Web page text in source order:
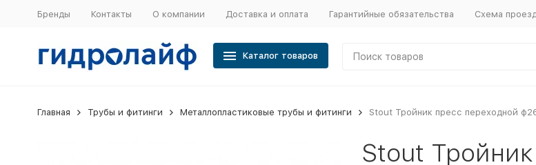
Бренды Контакты О компании Доставка и оплата Гарантийные обязательства Схема
Каталог товаров
Главная Трубы и фитинги Металлопластиковые трубы и фитинги Stout Тройник пресс переходной
Stout